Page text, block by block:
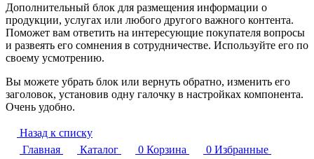
Дополнительный блок для размещения информации о
продукции, услугах или любого другого важного контента.
Поможет вам ответить на интересующие покупателя вопросы
и развеять его сомнения в сотрудничестве. Используйте его по
своему усмотрению.
Вы можете убрать блок или вернуть обратно, изменить его
заголовок, установив одну галочку в настройках компонента.
Очень удобно.
Назад к списку
Главная
Каталог 0 Корзина 0 Избранные